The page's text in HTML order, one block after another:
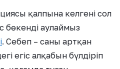
қалпына келгені сол
бөкенді аулаймыз
. Себеп – саны артқан
егіс алқабын бүлдіріп